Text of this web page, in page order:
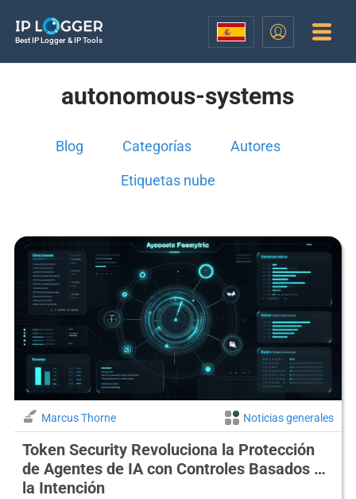
Best IP Logger & IP Tools
autonomous-systems
Blog Categorías Autores
Etiquetas nube
Marcus Thorne Noticias generales
Token Security Revoluciona la Protección
de Agentes de IA con Controles Basados en
la Intención